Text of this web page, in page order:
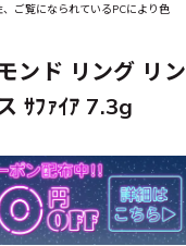
ご覧になられているPCにより色
ンド リング リン
ｻﾌｧｲｱ 7.3g